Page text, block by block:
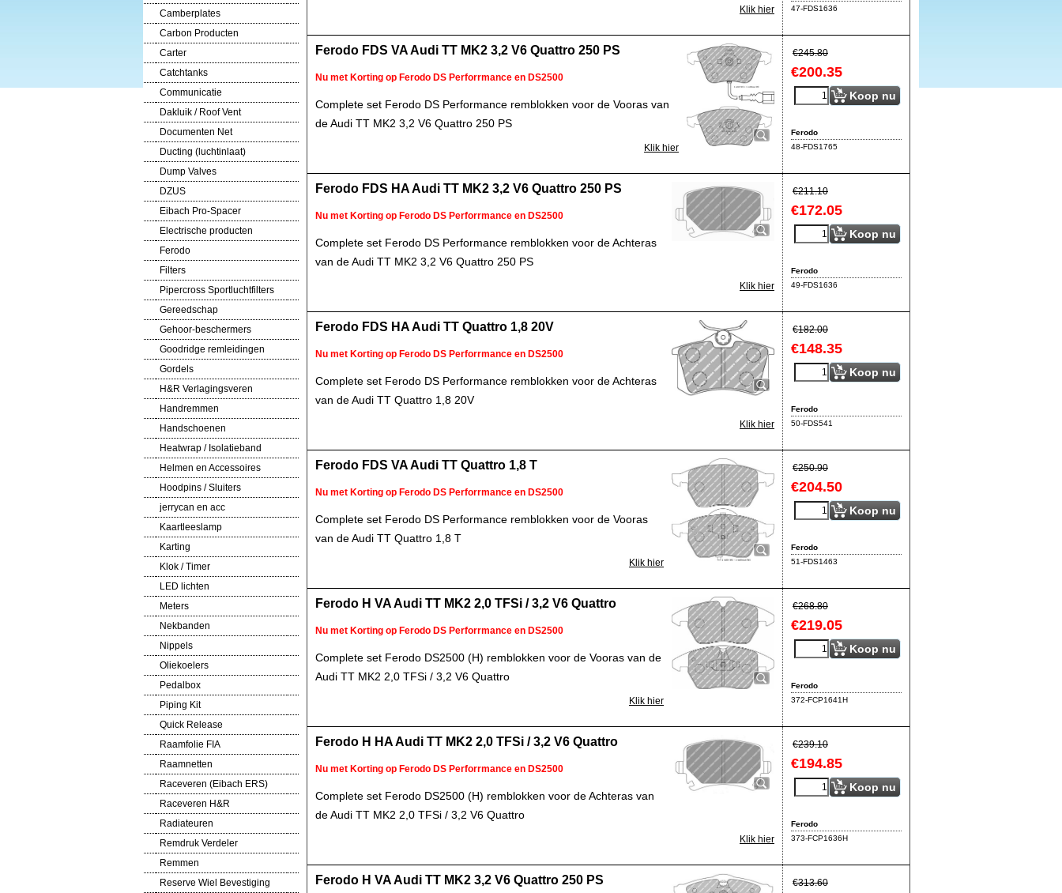
Camberplates
Carbon Producten
Carter
Catchtanks
Communicatie
Dakluik / Roof Vent
Documenten Net
Ducting (luchtinlaat)
Dump Valves
DZUS
Eibach Pro-Spacer
Electrische producten
Ferodo
Filters
Pipercross Sportluchtfilters
Gereedschap
Gehoor-beschermers
Goodridge remleidingen
Gordels
H&R Verlagingsveren
Handremmen
Handschoenen
Heatwrap / Isolatieband
Helmen en Accessoires
Hoodpins / Sluiters
jerrycan en acc
Kaartleeslamp
Karting
Klok / Timer
LED lichten
Meters
Nekbanden
Nippels
Oliekoelers
Pedalbox
Piping Kit
Quick Release
Raamfolie FIA
Raamnetten
Raceveren (Eibach ERS)
Raceveren H&R
Radiateuren
Remdruk Verdeler
Remmen
Reserve Wiel Bevestiging
47-FDS1636
Klik hier
€245.80
€200.35
Koop nu
Ferodo
48-FDS1765
Ferodo FDS VA Audi TT MK2 3,2 V6 Quattro 250 PS
Nu met Korting op Ferodo DS Perforrmance en DS2500
Complete set Ferodo DS Performance remblokken voor de Vooras van
de Audi TT MK2 3,2 V6 Quattro 250 PS
Klik hier
€211.10
€172.05
Koop nu
Ferodo
49-FDS1636
Ferodo FDS HA Audi TT MK2 3,2 V6 Quattro 250 PS
Nu met Korting op Ferodo DS Perforrmance en DS2500
Complete set Ferodo DS Performance remblokken voor de Achteras
van de Audi TT MK2 3,2 V6 Quattro 250 PS
Klik hier
€182.00
€148.35
Koop nu
Ferodo
50-FDS541
Ferodo FDS HA Audi TT Quattro 1,8 20V
Nu met Korting op Ferodo DS Perforrmance en DS2500
Complete set Ferodo DS Performance remblokken voor de Achteras
van de Audi TT Quattro 1,8 20V
Klik hier
€250.90
€204.50
Koop nu
Ferodo
51-FDS1463
Ferodo FDS VA Audi TT Quattro 1,8 T
Nu met Korting op Ferodo DS Perforrmance en DS2500
Complete set Ferodo DS Performance remblokken voor de Vooras
van de Audi TT Quattro 1,8 T
Klik hier
€268.80
€219.05
Koop nu
Ferodo
372-FCP1641H
Ferodo H VA Audi TT MK2 2,0 TFSi / 3,2 V6 Quattro
Nu met Korting op Ferodo DS Perforrmance en DS2500
Complete set Ferodo DS2500 (H) remblokken voor de Vooras van de
Audi TT MK2 2,0 TFSi / 3,2 V6 Quattro
Klik hier
€239.10
€194.85
Koop nu
Ferodo
373-FCP1636H
Ferodo H HA Audi TT MK2 2,0 TFSi / 3,2 V6 Quattro
Nu met Korting op Ferodo DS Perforrmance en DS2500
Complete set Ferodo DS2500 (H) remblokken voor de Achteras van
de Audi TT MK2 2,0 TFSi / 3,2 V6 Quattro
Klik hier
€313.60
Ferodo H VA Audi TT MK2 3,2 V6 Quattro 250 PS